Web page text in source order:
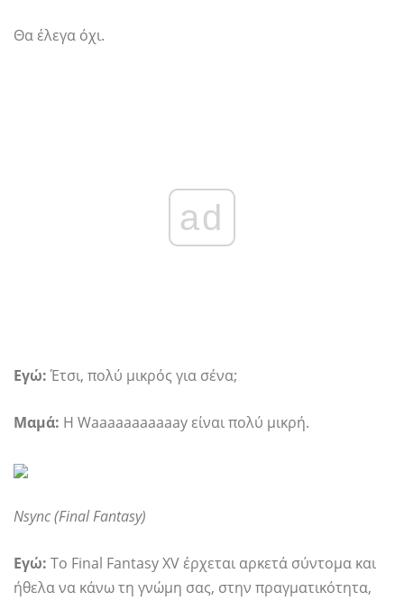
Θα έλεγα όχι.
ad
Εγώ:Έτσι, πολύ μικρός για σένα;
Μαμά: Η Waaaaaaaaaaay είναι πολύ μικρή.
Nsync (Final Fantasy)
Εγώ: Το Final Fantasy XV έρχεται αρκετά σύντομα και
ήθελα να κάνω τη γνώμη σας, στην πραγματικότητα,